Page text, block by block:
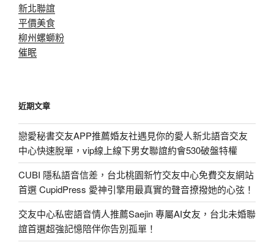
新北聯誼
平價美食
柳州螺螄粉
催眠
近期文章
戀愛秘書交友APP推薦婚友社遇見你的愛人新北語音交友
中心快速脫單，vip線上線下男女聯誼約會530破盤特權
CUBI 隱私語音信差，台北桃園新竹交友中心免費交友網站
首選 CupidPress 愛神引擎用最真實的聲音撩撥她的心弦！
交友中心私密語音情人推薦Saejin 專屬AI女友，台北未婚聯
誼首選超強記憶陪伴你告別孤單！